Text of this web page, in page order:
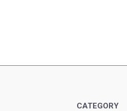
CATEGORY